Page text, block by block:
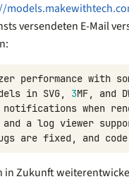
versendeten E-Mail
performance with
in SVG, 3MF, and
notifications when
and a log viewer
are fixed, and code
in Zukunft